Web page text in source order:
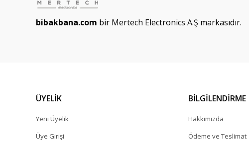
bibakbana.com bir Mertech Electronics A.Ş markasıdır.
ÜYELİK
Yeni Üyelik
Üye Girişi
BİLGİLENDİRME
Hakkımızda
Ödeme ve Teslimat